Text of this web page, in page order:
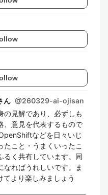
ん @260329-ai-ojisan
の見解であり、必ずしも
、意見を代表するもので
などを日々いじ
たこと・うまくいったこ
るく共有しています。同
なればうれしいです。ま
てより楽しみましょう